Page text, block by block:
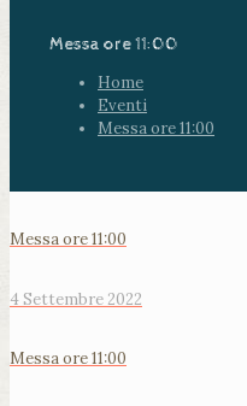
Messa ore 11:00
Home
Eventi
Messa ore 11:00
Messa ore 11:00
4 Settembre 2022
Messa ore 11:00